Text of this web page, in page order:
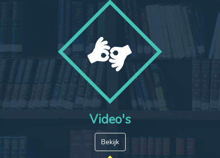
Video's
Bekijk